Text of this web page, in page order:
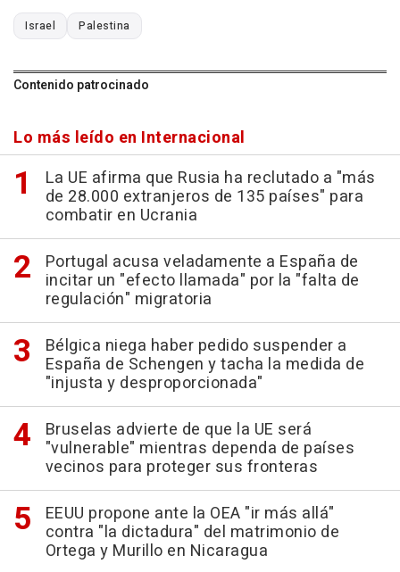
Israel Palestina
Contenido patrocinado
Lo más leído en Internacional
La UE afirma que Rusia ha reclutado a "más
de 28.000 extranjeros de 135 países" para
combatir en Ucrania
Portugal acusa veladamente a España de
incitar un "efecto llamada" por la "falta de
regulación" migratoria
Bélgica niega haber pedido suspender a
España de Schengen y tacha la medida de
"injusta y desproporcionada"
Bruselas advierte de que la UE será
"vulnerable" mientras dependa de países
vecinos para proteger sus fronteras
EEUU propone ante la OEA "ir más allá"
contra "la dictadura" del matrimonio de
Ortega y Murillo en Nicaragua